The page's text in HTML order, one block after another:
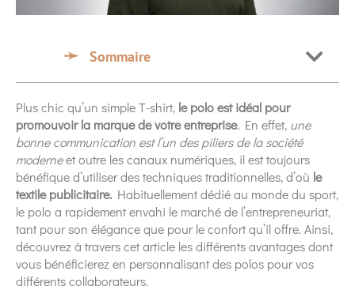
Sommaire
Plus chic qu’un simple T-shirt, le polo est idéal pour
promouvoir la marque de votre entreprise. En effet, une
bonne communication est l’un des piliers de la société
moderneet outre les canaux numériques, il est toujours
bénéfique d’utiliser des techniques traditionnelles, d’où le
textile publicitaire. Habituellement dédié au monde du sport,
le polo a rapidement envahi le marché de l’entrepreneuriat,
tant pour son élégance que pour le confort qu’il offre. Ainsi,
découvrez à travers cet article les différents avantages dont
vous bénéficierez en personnalisant des polos pour vos
différents collaborateurs.